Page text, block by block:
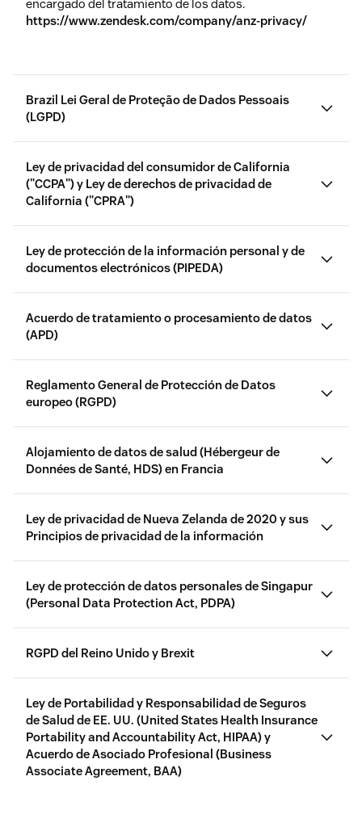
en Chat
envían a los agentes. De forma
alternativa, puede optar por
Para obtener más información
sobre esta función,
consulta Gestión del envío de
Registros de
auditoría
Zendesk ofrece Registros de
auditoría a cuentas con planes
Enterprise/Enterprise Plus.
cambios de cuenta, cambios de
reglas profesionales, supresión
Registro de auditoría está
administracióncomo en laAPI
información sobre los registros
de auditoría y ver qué
información está disponible en
cambios en el registro de
auditoría.
Archivos
privados
Los suscriptores pueden
que los usuarios tengan que
iniciar sesión para ver los
sobre los archivos adjuntos
privados.
Supresión
Zendesk tiene dos tipos de
encargado del tratamiento de los datos.
https://www.zendesk.com/company/anz-privacy/
Brazil Lei Geral de Proteção de Dados Pessoais
(LGPD)
Guías de
servicio
haz clic aquí.
Ley de privacidad del consumidor de California
("CCPA") y Ley de derechos de privacidad de
California ("CPRA")
(California Consumer Privacy Act, "CCPA")
Reglamento de la CCPA
Ley de derechos de privacidad de California
Ley de protección de la información personal y de
documentos electrónicos (PIPEDA)
Acuerdo de tratamiento o procesamiento de datos
(APD)
productos
Política de supresión de datos de
servicio
Reglamento General de Protección de Datos
europeo (RGPD)
Reglamento General de Protección de
Alojamiento de datos de salud (Hébergeur de
Données de Santé, HDS) en Francia
aquí
Ley de privacidad de Nueva Zelanda de 2020 y sus
Principios de privacidad de la información
https://www.zendesk.com/company/anz-
privacy/
Ley de protección de datos personales de Singapur
(Personal Data Protection Act, PDPA)
RGPD del Reino Unido y Brexit
ciertas decisiones de adecuación
Ley de Portabilidad y Responsabilidad de Seguros
de Salud de EE. UU. (United States Health Insurance
Portability and Accountability Act, HIPAA) y
Acuerdo de Asociado Profesional (Business
Associate Agreement, BAA)